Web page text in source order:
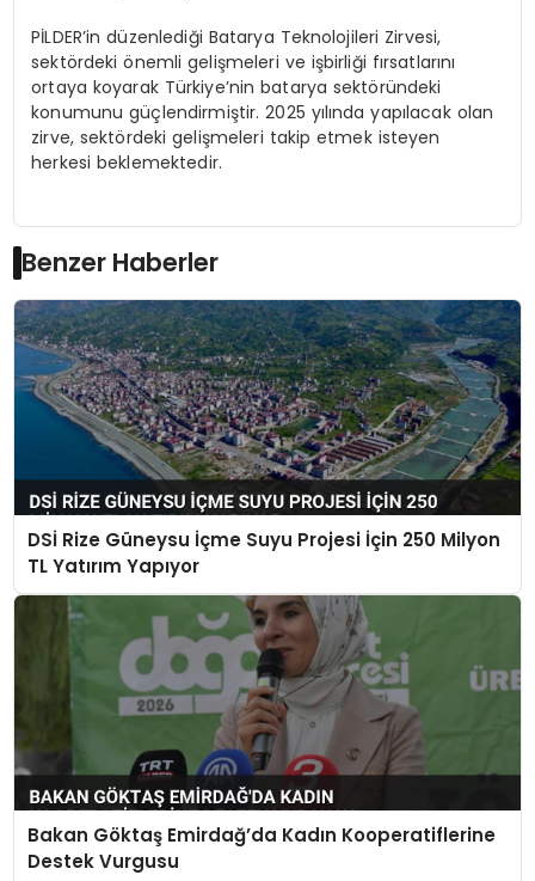
PİLDER’in düzenlediği Batarya Teknolojileri Zirvesi,
sektördeki önemli gelişmeleri ve işbirliği fırsatlarını
ortaya koyarak Türkiye’nin batarya sektöründeki
konumunu güçlendirmiştir. 2025 yılında yapılacak olan
zirve, sektördeki gelişmeleri takip etmek isteyen
herkesi beklemektedir.
Benzer Haberler
DSİ Rize Güneysu İçme Suyu Projesi İçin 250 Milyon
TL Yatırım Yapıyor
Bakan Göktaş Emirdağ’da Kadın Kooperatiflerine
Destek Vurgusu